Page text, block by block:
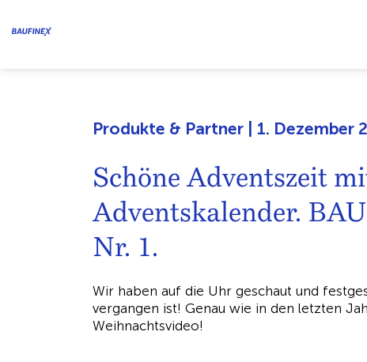
Produkte & Partner | 1. Dezember
Schöne Adventszeit
Adventskalender.
Nr. 1.
Wir haben auf die Uhr geschaut und
vergangen ist! Genau wie in den letzten
Weihnachtsvideo!